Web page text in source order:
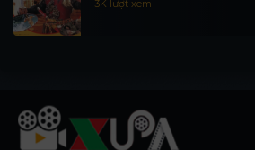
3K lượt xem